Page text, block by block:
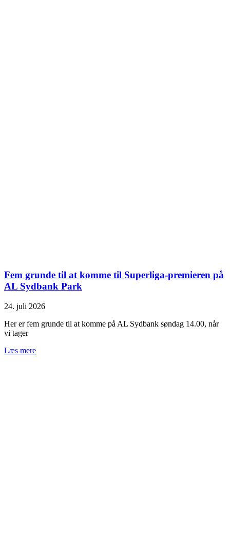
Fem grunde til at komme til Superliga-premieren på
AL Sydbank Park
24. juli 2026
Her er fem grunde til at komme på AL Sydbank søndag 14.00, når
vi tager
Læs mere